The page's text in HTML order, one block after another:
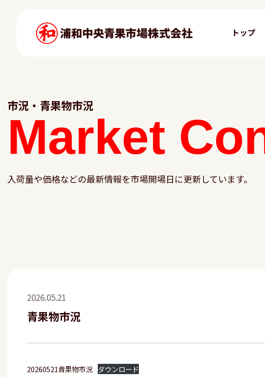
トップ
市況・青果物市況
Market
入荷量や価格などの最新情報を市場開場日に更新しています。
2026.05.21
青果物市況
20260521青果物市況 ダウンロード